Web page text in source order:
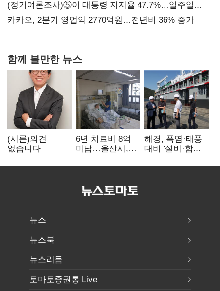
지지도 '50% 아래로'(종합)
(정기여론조사)⑤이 대통령 지지율 47.7%…일주일
만에 다시 40%대
카카오, 2분기 영업익 2770억원…전년비 36% 증가
함께 볼만한 뉴스
(시론)의견
없습니다
6년 치료비 8억
미납…울산시,
대응 매뉴얼
해경, 폭염·태풍
대비 '설비·함정'
뉴스
뉴스북
뉴스리듬
토마토증권통 Live